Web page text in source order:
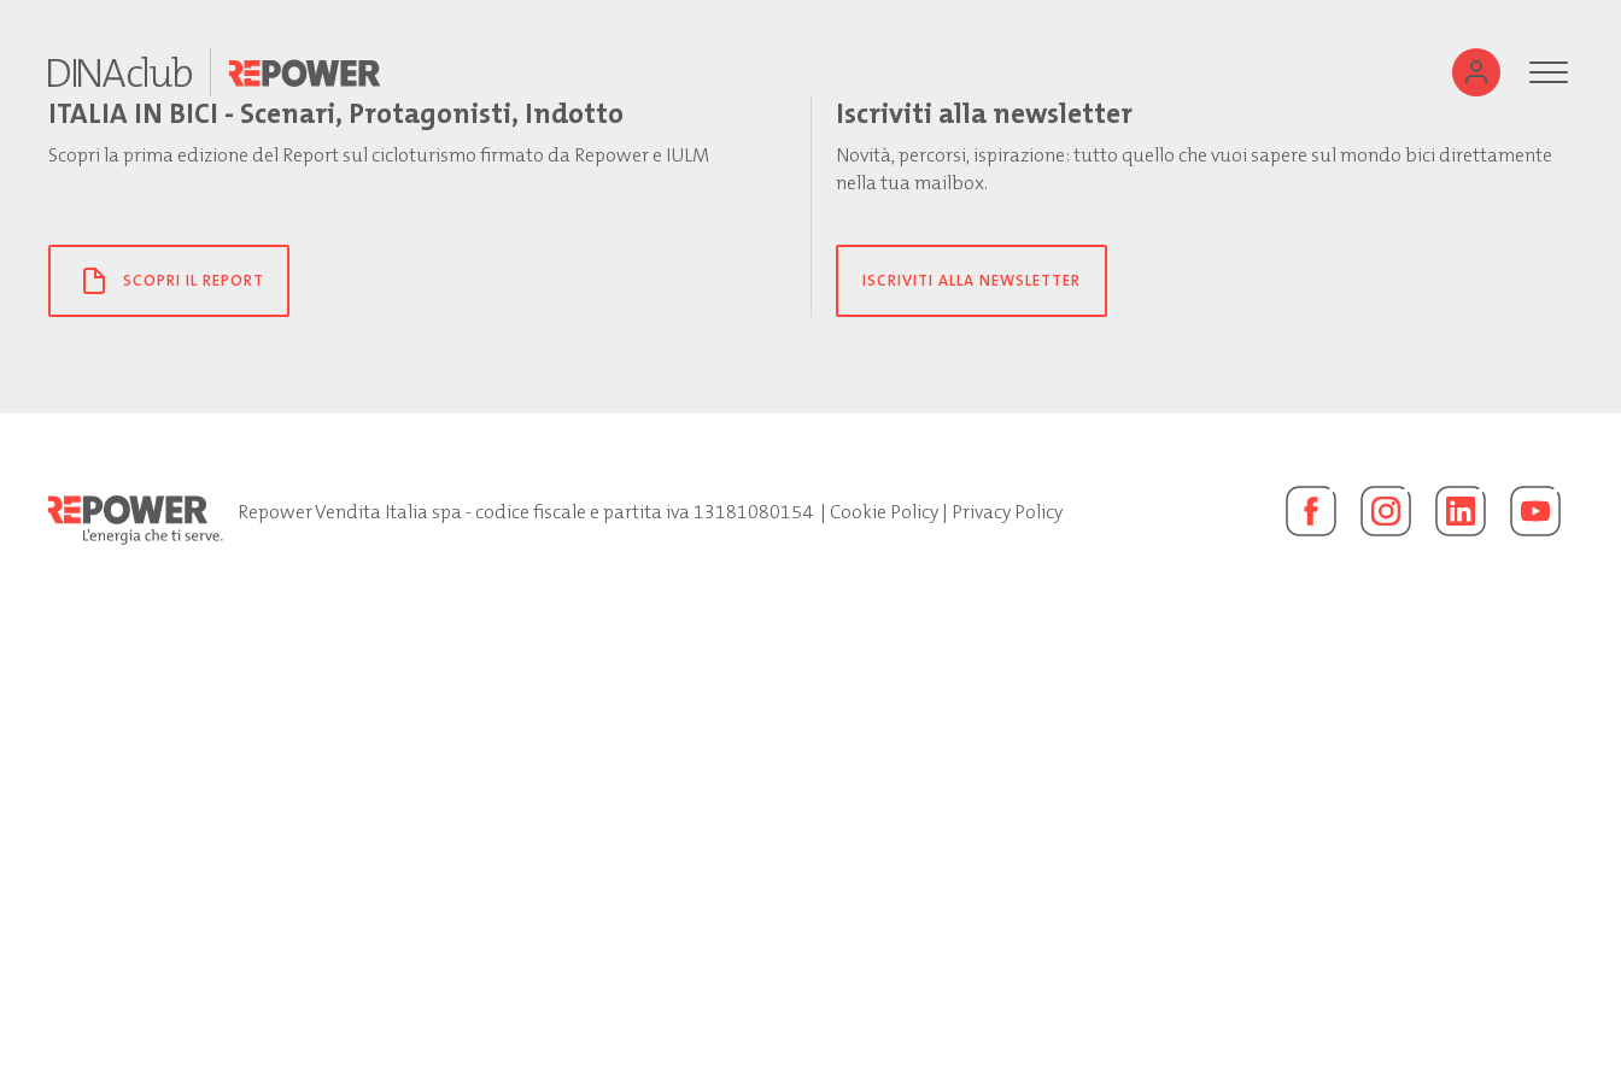
ITALIA IN BICI - Scenari, Protagonisti, Indotto
Scopri la prima edizione del Report sul cicloturismo firmato da Repower e IULM
SCOPRI IL REPORT
Iscriviti alla newsletter
Novità, percorsi, ispirazione: tutto quello che vuoi sapere sul mondo bici direttamente
nella tua mailbox.
ISCRIVITI ALLA NEWSLETTER
Repower Vendita Italia spa - codice fiscale e partita iva 13181080154| Cookie Policy| Privacy Policy